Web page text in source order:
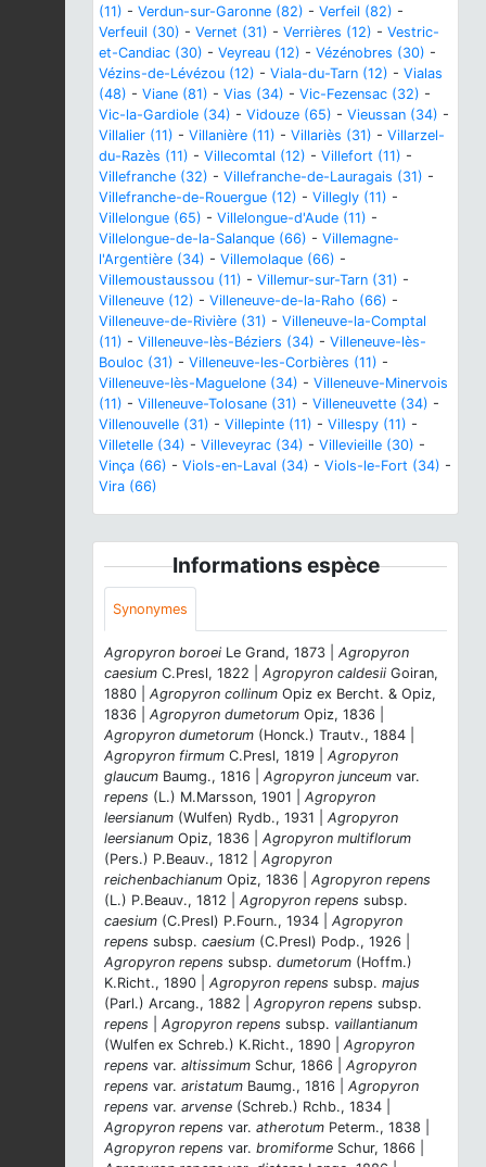
(11) - Verdun-sur-Garonne (82) - Verfeil (82) -
Verfeuil (30) - Vernet (31) - Verrières (12) - Vestric-
et-Candiac (30) - Veyreau (12) - Vézénobres (30) -
Vézins-de-Lévézou (12) - Viala-du-Tarn (12) - Vialas
(48) - Viane (81) - Vias (34) - Vic-Fezensac (32) -
Vic-la-Gardiole (34) - Vidouze (65) - Vieussan (34) -
Villalier (11) - Villanière (11) - Villariès (31) - Villarzel-
du-Razès (11) - Villecomtal (12) - Villefort (11) -
Villefranche (32) - Villefranche-de-Lauragais (31) -
Villefranche-de-Rouergue (12) - Villegly (11) -
Villelongue (65) - Villelongue-d'Aude (11) -
Villelongue-de-la-Salanque (66) - Villemagne-
l'Argentière (34) - Villemolaque (66) -
Villemoustaussou (11) - Villemur-sur-Tarn (31) -
Villeneuve (12) - Villeneuve-de-la-Raho (66) -
Villeneuve-de-Rivière (31) - Villeneuve-la-Comptal
(11) - Villeneuve-lès-Béziers (34) - Villeneuve-lès-
Bouloc (31) - Villeneuve-les-Corbières (11) -
Villeneuve-lès-Maguelone (34) - Villeneuve-Minervois
(11) - Villeneuve-Tolosane (31) - Villeneuvette (34) -
Villenouvelle (31) - Villepinte (11) - Villespy (11) -
Villetelle (34) - Villeveyrac (34) - Villevieille (30) -
Vinça (66) - Viols-en-Laval (34) - Viols-le-Fort (34) -
Vira (66)
Informations espèce
Synonymes
Agropyron boroei Le Grand, 1873 | Agropyron
caesium C.Presl, 1822 | Agropyron caldesii Goiran,
1880 | Agropyron collinum Opiz ex Bercht. & Opiz,
1836 | Agropyron dumetorum Opiz, 1836 |
Agropyron dumetorum (Honck.) Trautv., 1884 |
Agropyron firmum C.Presl, 1819 | Agropyron
glaucum Baumg., 1816 | Agropyron junceum var.
repens (L.) M.Marsson, 1901 | Agropyron
leersianum (Wulfen) Rydb., 1931 | Agropyron
leersianum Opiz, 1836 | Agropyron multiflorum
(Pers.) P.Beauv., 1812 | Agropyron
reichenbachianum Opiz, 1836 | Agropyron repens
(L.) P.Beauv., 1812 | Agropyron repens subsp.
caesium (C.Presl) P.Fourn., 1934 | Agropyron
repens subsp. caesium (C.Presl) Podp., 1926 |
Agropyron repens subsp. dumetorum (Hoffm.)
K.Richt., 1890 | Agropyron repens subsp. majus
(Parl.) Arcang., 1882 | Agropyron repens subsp.
repens
Agropyron repens subsp. vaillantianum
(Wulfen ex Schreb.) K.Richt., 1890 | Agropyron
repens var. altissimum Schur, 1866 | Agropyron
repens var. aristatum Baumg., 1816 | Agropyron
repens var. arvense (Schreb.) Rchb., 1834 |
Agropyron repens var. atherotum Peterm., 1838 |
Agropyron repens var. bromiforme Schur, 1866 |